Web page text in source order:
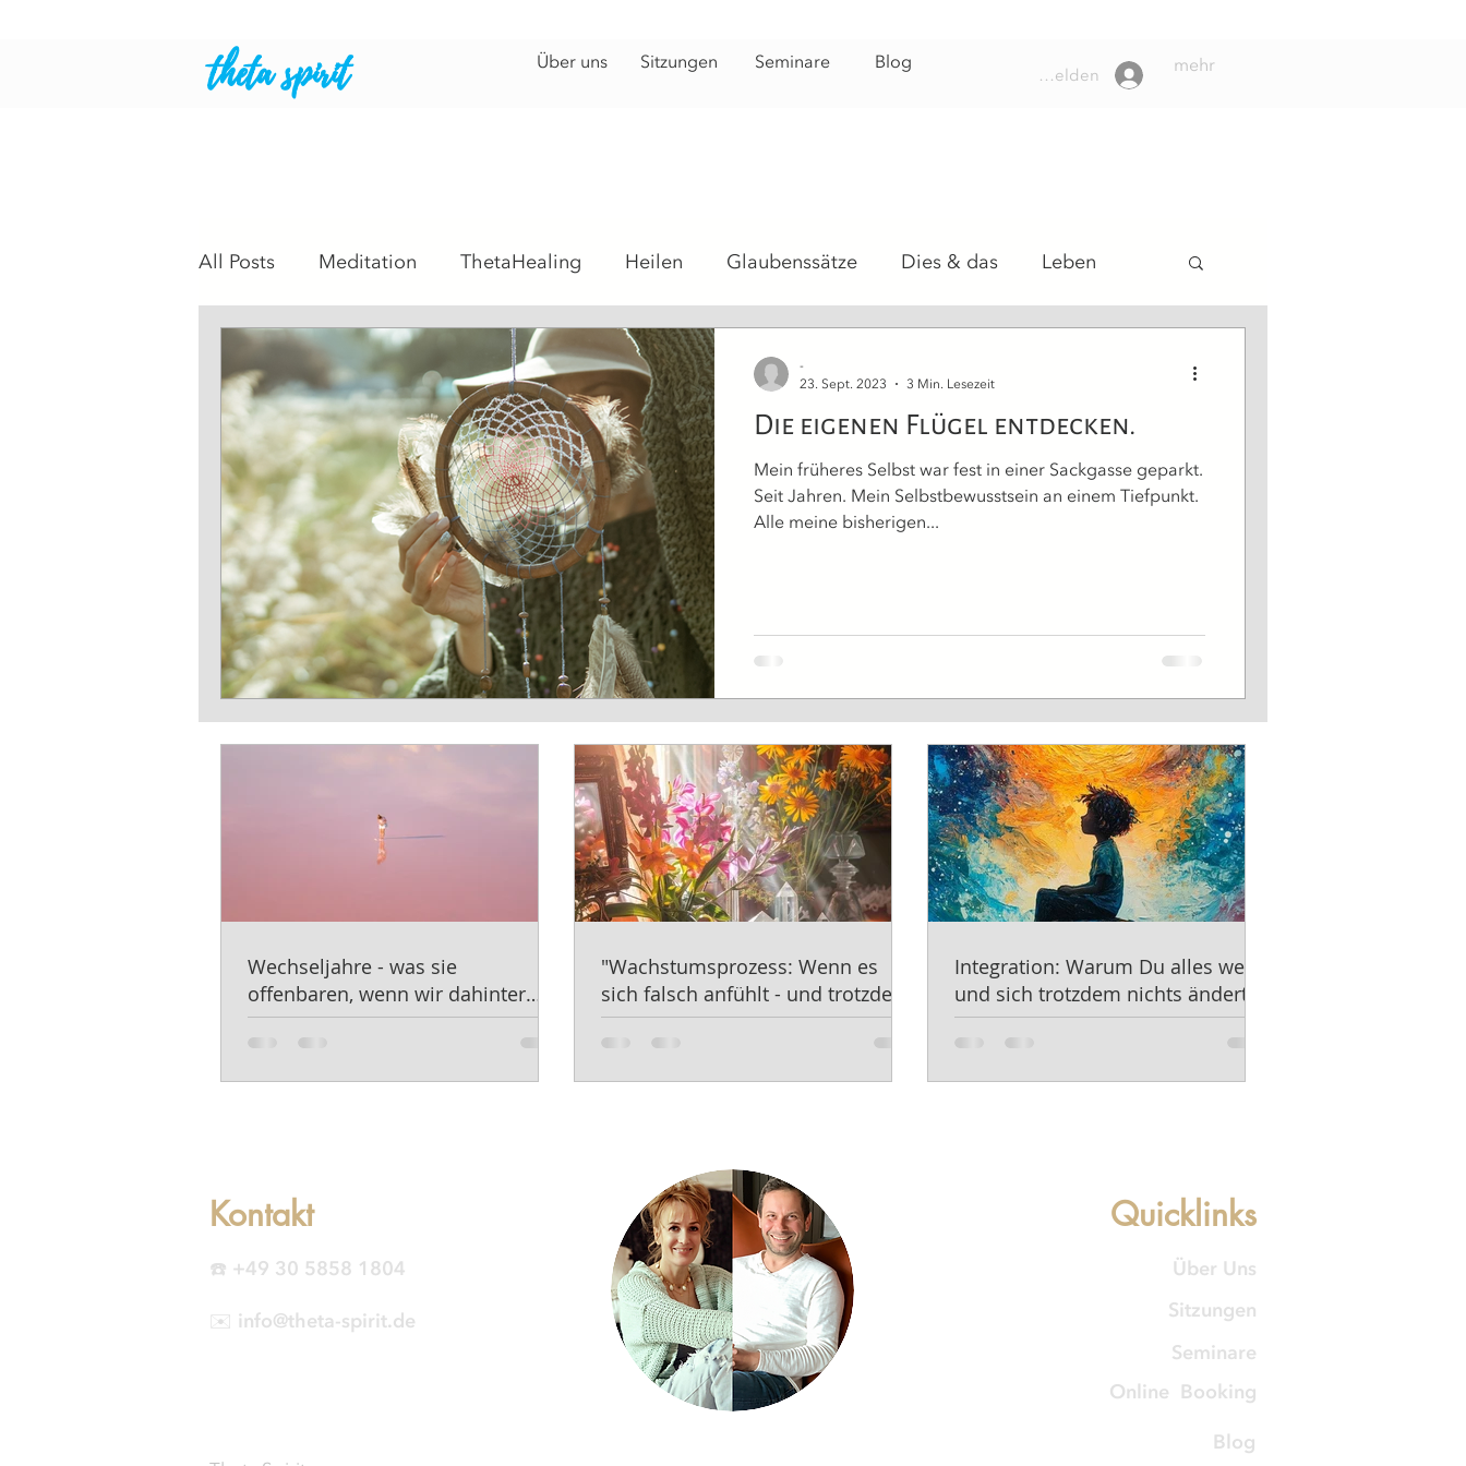
Anmelden
theta spirit Über uns Sitzungen Seminare Blog mehr
All Posts Meditation ThetaHealing Heilen Glaubenssätze Dies & das Leben
Intuitive Readings Psychosomatisch Heilsteine
Die eigenen Flügel entdecken.
Mein früheres Selbst war fest in einer Sackgasse geparkt.
Seit Jahren. Mein Selbstbewusstsein an einem Tiefpunkt.
Alle meine bisherigen...
-
23. Sept. 2023
3 Min. Lesezeit
Wechseljahre - was sie
offenbaren, wenn wir dahinter
schauen.
"Wachstumsprozess: Wenn es
sich falsch anfühlt - und trotzdem
Genau richtig ist."
Integration: Warum Du alles weißt
und sich trotzdem nichts ändert.
Kontakt
☎️ +49 30 5858 1804
✉️ info@theta-spirit.de
Quicklinks
Über Uns
Sitzungen
Seminare
Online Booking
Blog